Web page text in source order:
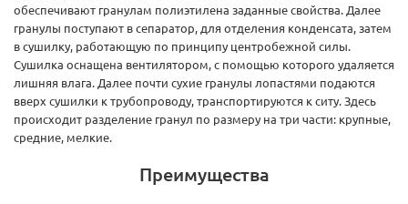
обеспечивают гранулам полиэтилена заданные свойства. Далее
гранулы поступают в сепаратор, для отделения конденсата, затем
в сушилку, работающую по принципу центробежной силы.
Сушилка оснащена вентилятором, с помощью которого удаляется
лишняя влага. Далее почти сухие гранулы лопастями подаются
вверх сушилки к трубопроводу, транспортируются к ситу. Здесь
происходит разделение гранул по размеру на три части: крупные,
средние, мелкие.
Преимущества